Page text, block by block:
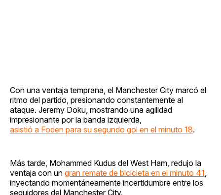
Con una ventaja temprana, el Manchester City marcó el
ritmo del partido, presionando constantemente al
ataque. Jeremy Doku, mostrando una agilidad
impresionante por la banda izquierda,
asistió a Foden para su segundo gol en el minuto 18.
Más tarde, Mohammed Kudus del West Ham, redujo la
ventaja con un gran remate de bicicleta en el minuto 41
inyectando momentáneamente incertidumbre entre los
seguidores del Manchester City.